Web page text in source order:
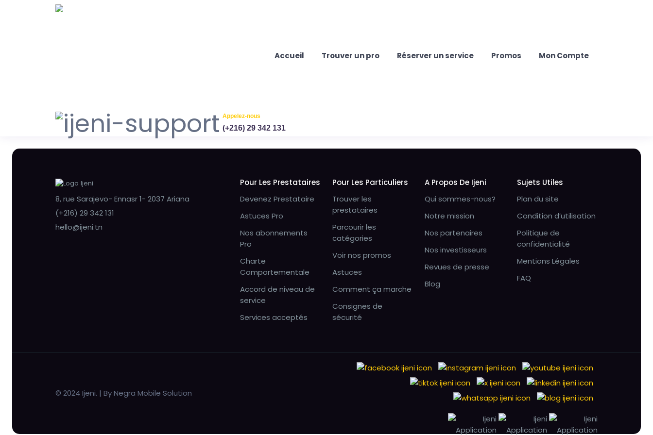
Accueil Trouver un pro Réserver un service Promos Mon Compte
Appelez-nous
(+216) 29 342 131
8, rue Sarajevo- Ennasr 1- 2037 Ariana
(+216) 29 342 131
hello@ijeni.tn
Pour Les Prestataires
Devenez Prestataire
Astuces Pro
Nos abonnements
Pro
Charte
Comportementale
Accord de niveau de
service
Services acceptés
Pour Les Particuliers
Trouver les
prestataires
Parcourir les
catégories
Voir nos promos
Astuces
Comment ça marche
Consignes de
sécurité
A Propos De Ijeni
Qui sommes-nous?
Notre mission
Nos partenaires
Nos investisseurs
Revues de presse
Blog
Sujets Utiles
Plan du site
Condition d’utilisation
Politique de
confidentialité
Mentions Légales
FAQ
© 2024 Ijeni. | By Negra Mobile Solution